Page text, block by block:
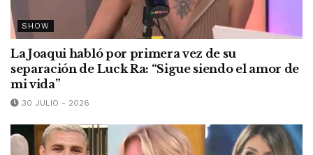
SHOW
La Joaqui habló por primera vez de su
separación de Luck Ra: “Sigue siendo el amor de
mi vida”
30 JULIO - 2026